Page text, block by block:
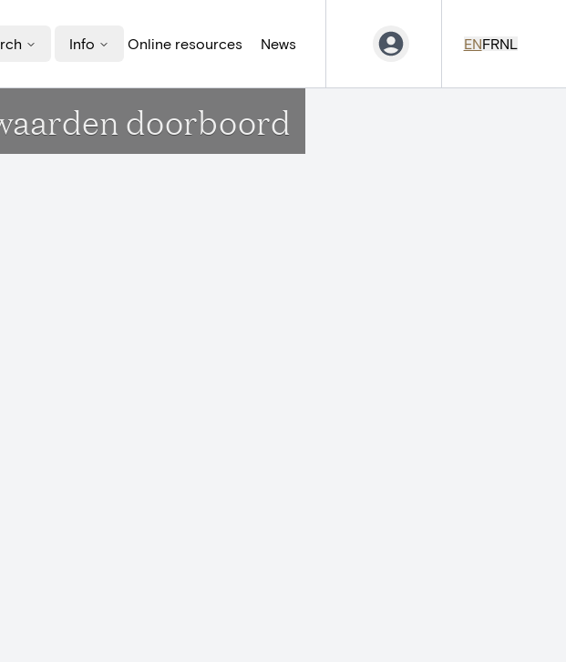
Info Online resources News ENFRNL
doorboord